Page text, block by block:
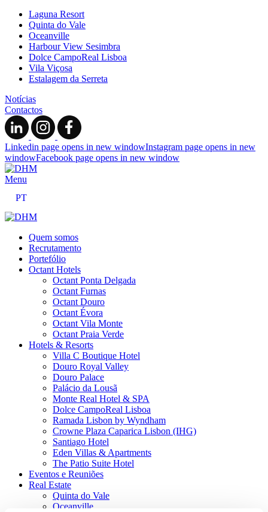
Laguna Resort
Quinta do Vale
Oceanville
Harbour View Sesimbra
Dolce CampoReal Lisboa
Vila Viçosa
Estalagem da Serreta
Notícias
Contactos
Linkedin page opens in new windowInstagram page opens in new
windowFacebook page opens in new window
Menu
PT
Quem somos
Recrutamento
Portefólio
Octant Hotels
Octant Ponta Delgada
Octant Furnas
Octant Douro
Octant Évora
Octant Vila Monte
Octant Praia Verde
Hotels & Resorts
Villa C Boutique Hotel
Douro Royal Valley
Douro Palace
Palácio da Lousã
Monte Real Hotel & SPA
Dolce CampoReal Lisboa
Ramada Lisbon by Wyndham
Crowne Plaza Caparica Lisbon (IHG)
Santiago Hotel
Eden Villas & Apartments
The Patio Suite Hotel
Eventos e Reuniões
Real Estate
Quinta do Vale
Oceanville